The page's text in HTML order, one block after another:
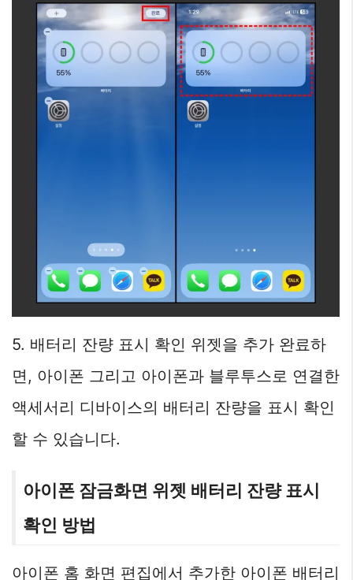
5. 배터리 잔량 표시 확인 위젯을 추가 완료하
면, 아이폰 그리고 아이폰과 블루투스로 연결한
액세서리 디바이스의 배터리 잔량을 표시 확인
할 수 있습니다.
아이폰 잠금화면 위젯 배터리 잔량 표시
확인 방법
아이폰 홈 화면 편집에서 추가한 아이폰 배터리